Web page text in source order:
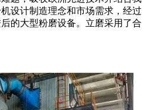
设计制造理念和市场需求，经过
的大型粉磨设备。立磨采用了合